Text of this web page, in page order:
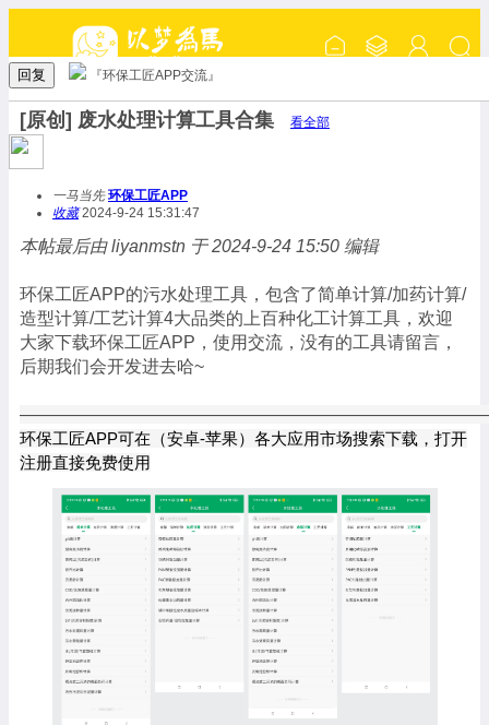
回复 『环保工匠APP交流』
[原创] 废水处理计算工具合集 看全部
一马当先 环保工匠APP
收藏2024-9-24 15:31:47
本帖最后由 liyanmstn 于 2024-9-24 15:50 编辑
环保工匠APP的污水处理工具，包含了简单计算/加药计算/
造型计算/工艺计算4大品类的上百种化工计算工具，欢迎
大家下载环保工匠APP，使用交流，没有的工具请留言，
后期我们会开发进去哈~
环保工匠APP可在 （安卓-苹果） 各大应用市场搜索下载，打开
注册直接免费使用